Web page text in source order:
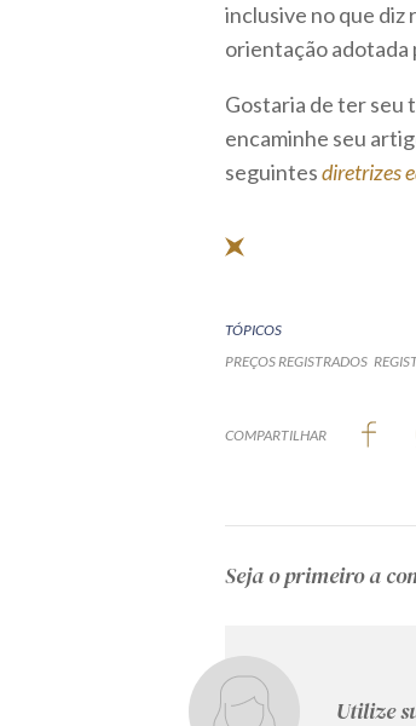
inclusive no que
orientação adotada
Gostaria de ter seu
encaminhe seu
seguintesdiretrizes
TÓPICOS
PREÇOS REGISTRADOS
COMPARTILHAR
Seja o primeiro a
Utilize